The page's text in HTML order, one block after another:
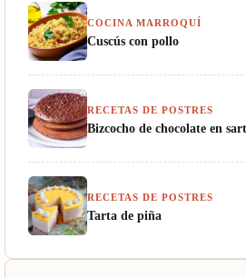
COCINA MARROQUÍ
Cuscús con pollo
RECETAS DE POSTRES
Bizcocho de chocolate en
RECETAS DE POSTRES
Tarta de piña